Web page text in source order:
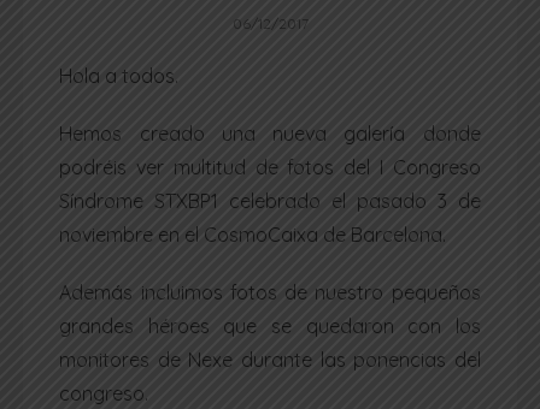
06/12/2017
Hola a todos.
Hemos creado una nueva galería donde
podréis ver multitud de fotos del I Congreso
Síndrome STXBP1 celebrado el pasado 3 de
noviembre en el CosmoCaixa de Barcelona.
Además incluimos fotos de nuestro pequeños
grandes héroes que se quedaron con los
monitores de Nexe durante las ponencias del
congreso.